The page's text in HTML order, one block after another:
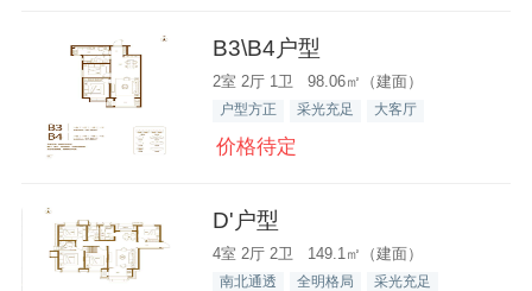
B3\B4户型
2室 2厅 1卫 98.06㎡（建面）
户型方正 采光充足 大客厅
价格待定
D'户型
4室 2厅 2卫 149.1㎡（建面）
南北通透 全明格局 采光充足